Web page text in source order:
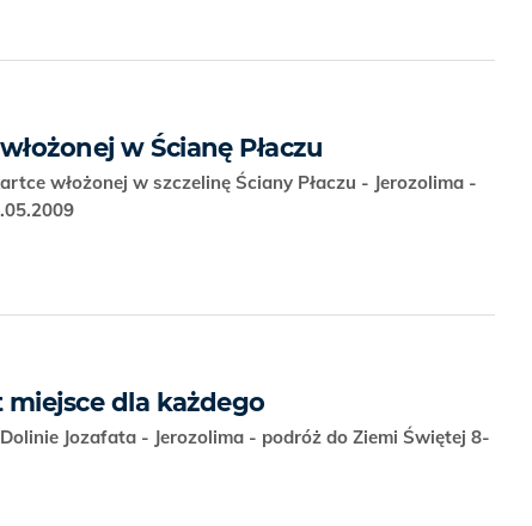
w Ścianę Płaczu
włożonej w szczelinę Ściany Płaczu - Jerozolima -
dla każdego
Jozafata - Jerozolima - podróż do Ziemi Świętej 8-